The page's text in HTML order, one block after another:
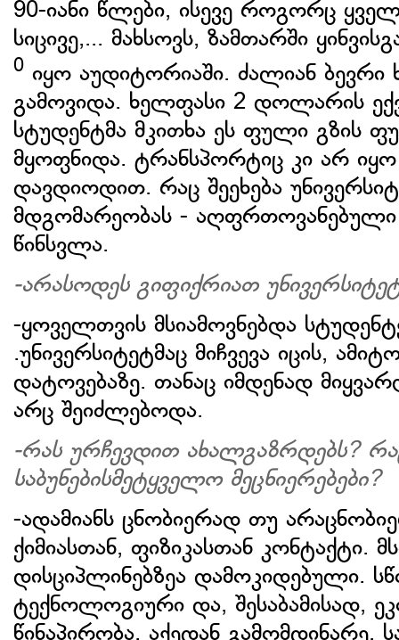
90-იანი წლები, ისევე როგორც
სიცივე,... მახსოვს, ზამთარში
0 იყო აუდიტორიაში. ძალიან ბევრი
გამოვიდა. ხელფასი 2 დოლარის
სტუდენტმა მკითხა ეს ფული გზის
მყოფნიდა. ტრანსპორტიც კი არ
დავდიოდით. რაც შეეხება
მდგომარეობას -
წინსვლა.
-არასოდეს გიფიქრიათ
-ყოველთვის მსიამოვნებდა
.უნივერსიტეტმაც მიჩვევა იცის,
დატოვებაზე. თანაც იმდენად
არც შეიძლებოდა.
-რას ურჩევდით ახალგაზრდებს?
საბუნებისმეტყველო მეცნიერებები?
-ადამიანს ცნობიერად თუ
ქიმიასთან, ფიზიკასთან
დისციპლინებზეა დამოკიდებული.
ტექნოლოგიური და, შესაბამისად,
წინაპირობა. აქედან გამომდინარე,